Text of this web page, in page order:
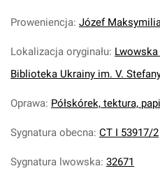
Proweniencja: Józef
Lokalizacja oryginału:
Biblioteka Ukrainy im. V.
Oprawa: Półskórek, tektura,
Sygnatura obecna: CT I 53917/2
Sygnatura lwowska: 32671